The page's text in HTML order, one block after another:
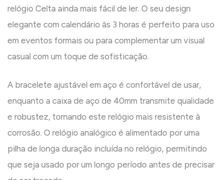
relógio Celta ainda mais fácil de ler. O seu design
elegante com calendário às 3 horas é perfeito para uso
em eventos formais ou para complementar um visual
casual com um toque de sofisticação.
A bracelete ajustável em aço é confortável de usar,
enquanto a caixa de aço de 40mm transmite qualidade
e robustez, tornando este relógio mais resistente à
corrosão. O relógio analógico é alimentado por uma
pilha de longa duração incluída no relógio, permitindo
que seja usado por um longo período antes de precisar